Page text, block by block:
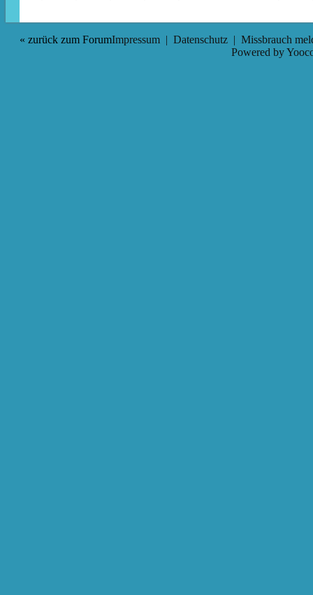
« zurück zum ForumImpressum | Datenschutz | Missbrauch
Powered by